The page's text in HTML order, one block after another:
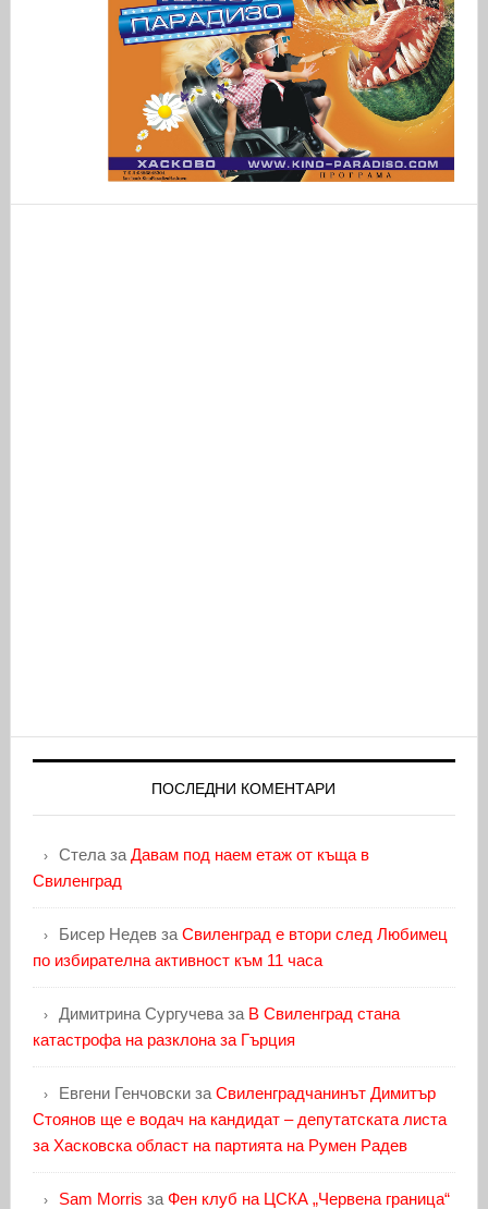
ПОСЛЕДНИ КОМЕНТАРИ
Стелаза Давам под наем етаж от къща в
Свиленград
Бисер Недевза Свиленград е втори след Любимец
по избирателна активност към 11 часа
Димитрина Сургучеваза В Свиленград стана
катастрофа на разклона за Гърция
Евгени Генчовскиза Свиленградчанинът Димитър
Стоянов ще е водач на кандидат – депутатската листа
за Хасковска област на партията на Румен Радев
Sam Morris за Фен клуб на ЦСКА „Червена граница“